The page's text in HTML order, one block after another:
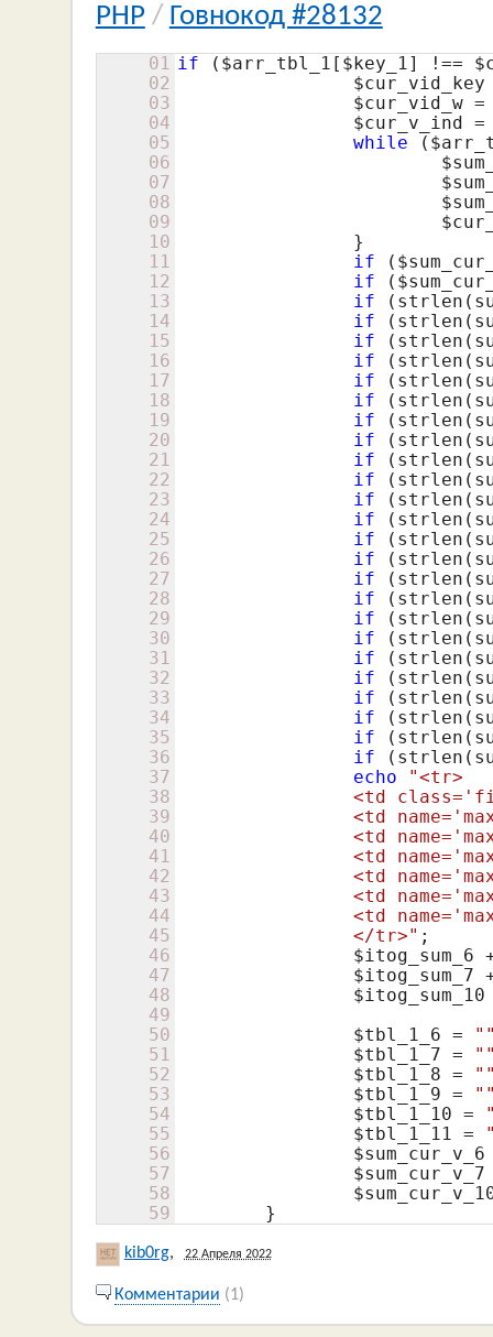
PHP / Говнокод #28132
01
02
03
04
05
06
07
08
09
10
11
12
13
14
15
16
17
18
19
20
21
22
23
24
25
26
27
28
29
30
31
32
33
34
35
36
37
38
39
40
41
42
43
44
45
46
47
48
49
50
51
52
53
54
55
56
57
58
59
if ( $arr_tbl_1 [ $key_1] !==
$cur_vid_key
$cur_vid_w
$cur_v_ind
while (
if (
if (
if
if
if
if
if
if
if
if
if
if
if
if
if
if
if
if
if
if
if
if
if
if
if
if
echo
"<tr>
<td
<td
<td
<td
<td
<td
<td
		</tr>"
;
$itog_sum_6
$itog_sum_7
$itog_sum_10
$tbl_1_6 =
$tbl_1_7 =
$tbl_1_8 =
$tbl_1_9 =
$tbl_1_10 =
$tbl_1_11 =
$sum_cur_v_6
$sum_cur_v_7
	}
kib0rg, 22 Апреля 2022
Комментарии (1)